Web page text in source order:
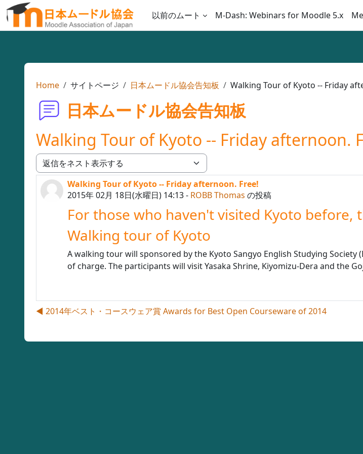
メインコンテンツへスキップする
以前のムート
M-Dash: Webinars for Moodle 5.x
Home サイトページ 日本ムードル協会告知板 Walking Tour of Kyoto -- Friday
日本ムードル協会告知板
Walking Tour of Kyoto -- Friday afternoon.
表示モード
Walking Tour of Kyoto -- Friday afternoon. Free!
2015年 02月 18日(水曜日) 14:13- ROBB Thomas の投稿
返信数: 0
For those who haven't visited Kyoto before,
Walking tour of Kyoto
A walking tour will sponsored by the Kyoto Sangyo English Studying Society
of charge. The participants will visit Yasaka Shrine, Kiyomizu-Dera and the
◀︎ 2014年ベスト・コースウェア賞 Awards for Best Open Courseware of 2014